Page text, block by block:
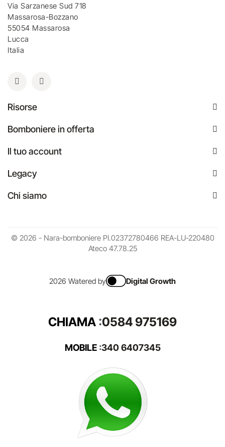
Via Sarzanese Sud 718
Massarosa-Bozzano
55054 Massarosa
Lucca
Italia
Risorse
Bomboniere in offerta
Il tuo account
Legacy
Chi siamo
© 2026 - Nara-bomboniere PI.02372780466 REA-LU-220480
Ateco 47.78.25
2026 Watered by Digital Growth
CHIAMA :0584 975169
MOBILE:340 6407345